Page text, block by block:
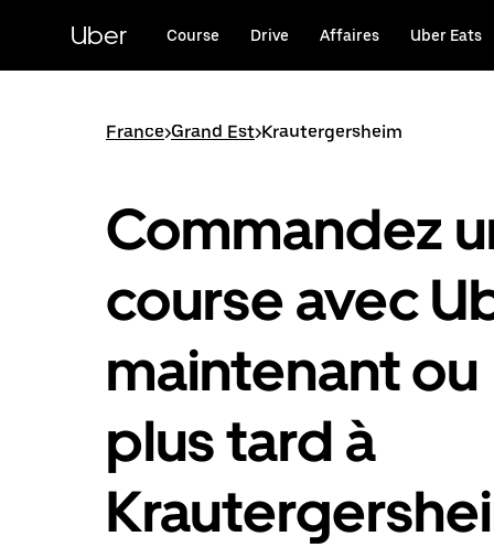
principal
Uber Course Drive Affaires Uber Eats
France>Grand Est>Krautergersheim
Commandez
course avec
maintenant ou
plus tard à